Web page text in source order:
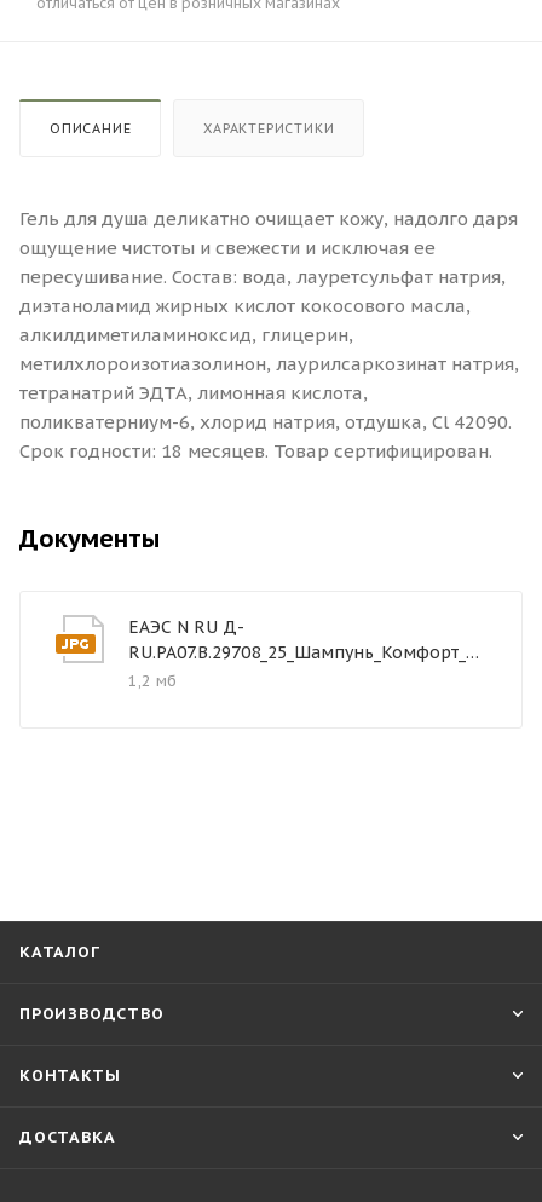
ОПИСАНИЕ ХАРАКТЕРИСТИКИ
Гель для душа деликатно очищает кожу, надолго даря
ощущение чистоты и свежести и исключая ее
пересушивание. Состав: вода, лауретсульфат натрия,
диэтаноламид жирных кислот кокосового масла,
алкилдиметиламиноксид, глицерин,
метилхлороизотиазолинон, лаурилсаркозинат натрия,
тетранатрий ЭДТА, лимонная кислота,
поликватерниум-6, хлорид натрия, отдушка, Cl 42090.
Срок годности: 18 месяцев. Товар сертифицирован.
Документы
ЕАЭС N RU Д-
RU.РА07.В.29708_25_Шампунь_Комфорт_Лайн_Отель_Коллекшн
1,2 мб
КАТАЛОГ
ПРОИЗВОДСТВО
КОНТАКТЫ
ДОСТАВКА